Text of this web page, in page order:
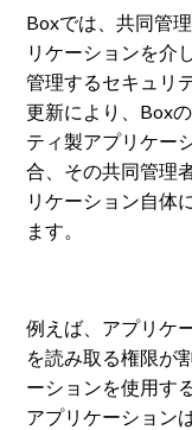
Boxでは、共同管
リケーションを介
管理するセキュリ
更新により、Box
ティ製アプリケー
合、その共同管理
リケーション自体
ます。
例えば、アプリケ
を読み取る権限が
ーションを使用す
アプリケーション